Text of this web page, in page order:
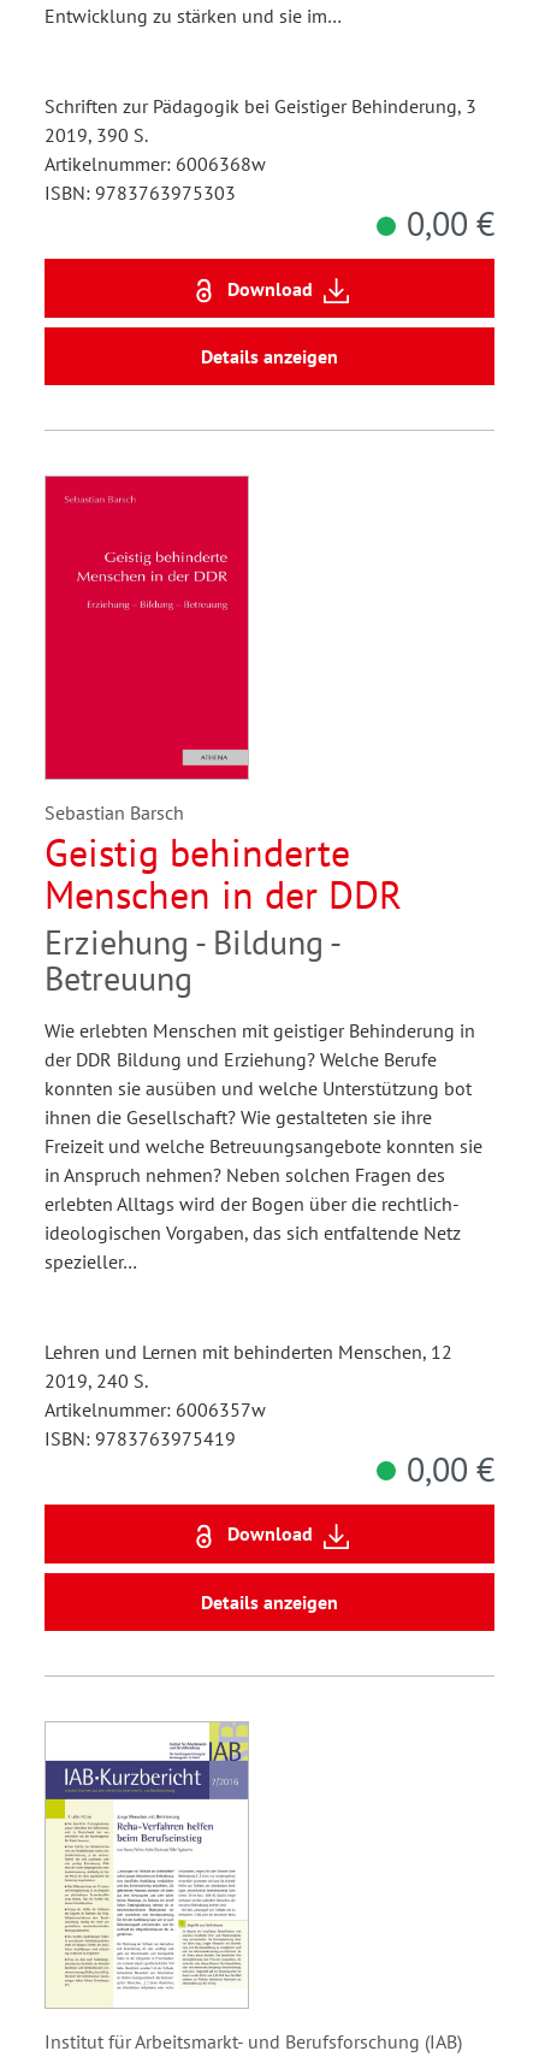
Entwicklung zu stärken und sie im…
Schriften zur Pädagogik bei Geistiger Behinderung, 3
2019, 390 S.
Artikelnummer: 6006368w
ISBN: 9783763975303
0,00 €
Download
Details anzeigen
Sebastian Barsch
Geistig behinderte
Menschen in der DDR
Erziehung - Bildung -
Betreuung
Wie erlebten Menschen mit geistiger Behinderung in
der DDR Bildung und Erziehung? Welche Berufe
konnten sie ausüben und welche Unterstützung bot
ihnen die Gesellschaft? Wie gestalteten sie ihre
Freizeit und welche Betreuungsangebote konnten sie
in Anspruch nehmen? Neben solchen Fragen des
erlebten Alltags wird der Bogen über die rechtlich-
ideologischen Vorgaben, das sich entfaltende Netz
spezieller…
Lehren und Lernen mit behinderten Menschen, 12
2019, 240 S.
Artikelnummer: 6006357w
ISBN: 9783763975419
0,00 €
Download
Details anzeigen
Institut für Arbeitsmarkt- und Berufsforschung (IAB)